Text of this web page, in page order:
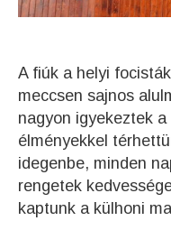
A fiúk a helyi
meccsen sajnos
nagyon igyekeztek
élményekkel
idegenbe, minden
rengetek
kaptunk a külhoni